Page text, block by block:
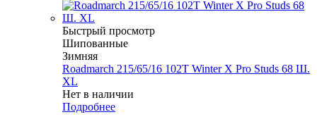
Быстрый просмотр
Шипованные
Зимняя
Roadmarch 215/65/16 102T Winter X Pro Studs 68 Ш.
XL
Нет в наличии
Подробнее